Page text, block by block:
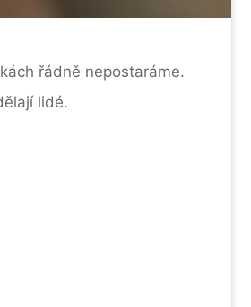
řádně nepostaráme.
lidé.